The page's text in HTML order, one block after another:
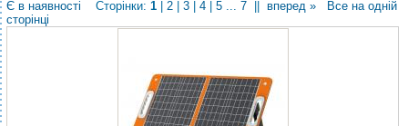
Є в наявності Сторінки: 1 2 3 4 5 ... 7 вперед »
Все на одній
сторінці